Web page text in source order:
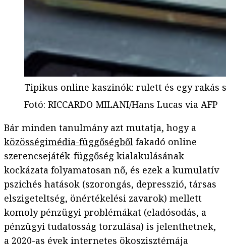
Tipikus online kaszinók: rulett és egy
Fotó: RICCARDO MILANI/Hans Lucas via AFP
Bár minden tanulmány azt mutatja, hogy a
közösségimédia-függőségből fakadó online
szerencsejáték-függőség kialakulásának
kockázata folyamatosan nő, és ezek a kumulatív
pszichés hatások (szorongás, depresszió, társas
elszigeteltség, önértékelési zavarok) mellett
komoly pénzügyi problémákat (eladósodás, a
pénzügyi tudatosság torzulása) is jelenthetnek,
a 2020-as évek internetes ökoszisztémája